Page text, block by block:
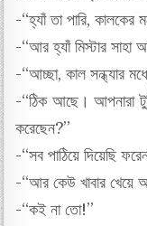
-“হ্যাঁ তা পারি, কালকের
-“আর হ্যাঁ মিস্টার সাহা
-“আচ্ছা, কাল সন্ধ্যার
-“ঠিক আছে। আপনারা
করেছেন?”
-“সব পাঠিয়ে দিয়েছি
-“আর কেউ খাবার
-“কই না তো!”